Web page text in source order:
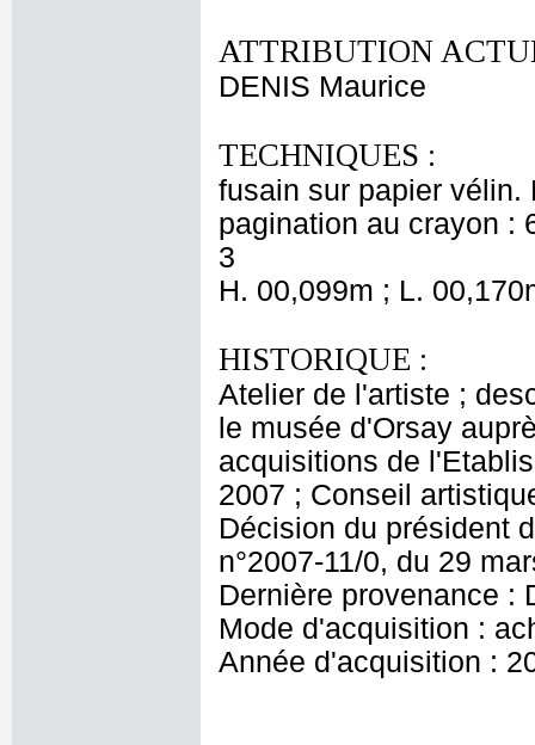
ATTRIBUTION
DENIS Maurice
TECHNIQUES :
fusain sur papier vélin.
pagination au crayon :
3
H. 00,099m ; L.
HISTORIQUE :
Atelier de l'artiste ;
le musée d'Orsay
acquisitions de
2007 ; Conseil
Décision du président
n°2007-11/0, du 29
Dernière provenance :
Mode d'acquisition :
Année d'acquisition :